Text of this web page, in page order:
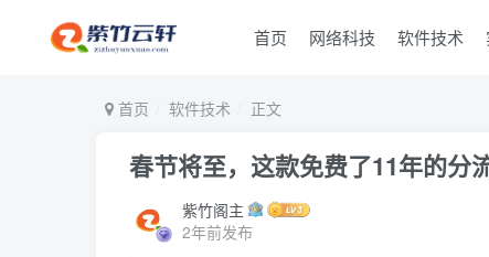
首页 网络科技 软件技术
首页 软件技术 正文
春节将至，这款免费了11年的分
紫竹阁主
2年前发布